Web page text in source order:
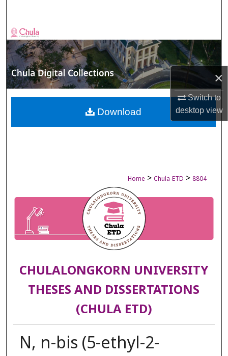
×
Switch to
desktopview
Browse Collections
My Account
About
Digital Commons Network™
Home > Chula-ETD > 8804
CHULALONGKORN UNIVERSITY
THESES AND DISSERTATIONS
(CHULA ETD)
N, n-bis (5-ethyl-2-
Download